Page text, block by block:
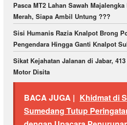
Pasca MT2 Lahan Sawah
Merah, Siapa Ambil Untung ???
Sisi Humanis Razia Knalpot Brong
Pengendara Hingga Ganti Knalpot
Sikat Kejahatan Jalanan di Jabar,
Motor Disita
BACA JUGA | Khidmat di
Sumedang Tutup